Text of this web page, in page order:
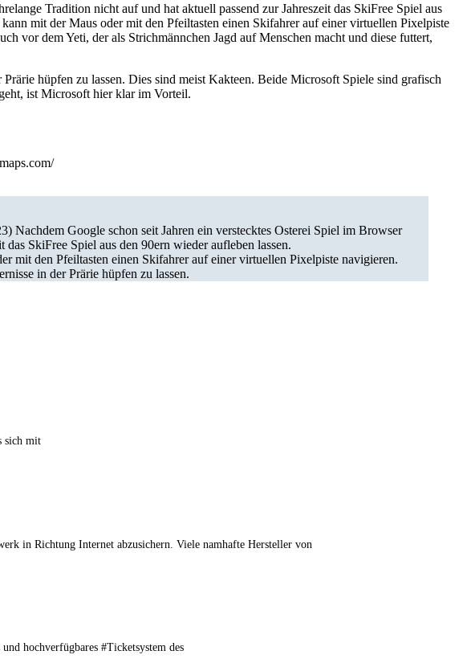
Tradition nicht auf und hat aktuell passend zur Jahreszeit das SkiFree Spiel aus
mit der Maus oder mit den Pfeiltasten einen Skifahrer auf einer virtuellen Pixelpiste
vor dem Yeti, der als Strichmännchen Jagd auf Menschen macht und diese futtert,
hüpfen zu lassen. Dies sind meist Kakteen. Beide Microsoft Spiele sind grafisch
ist Microsoft hier klar im Vorteil.
Nachdem Google schon seit Jahren ein verstecktes Osterei Spiel im Browser
SkiFree Spiel aus den 90ern wieder aufleben lassen.
mit den Pfeiltasten einen Skifahrer auf einer virtuellen Pixelpiste navigieren.
in der Prärie hüpfen zu lassen.
sich mit
in Richtung Internet abzusichern. Viele namhafte Hersteller von
hochverfügbares #Ticketsystem des